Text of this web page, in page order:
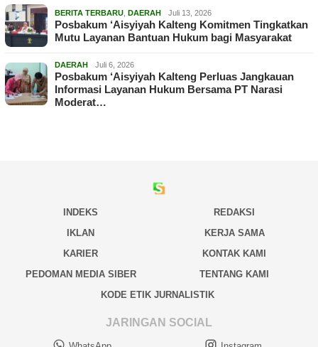
BERITA TERBARU DAERAH Juli 13, 2026
Posbakum ‘Aisyiyah Kalteng Komitmen Tingkatkan
Mutu Layanan Bantuan Hukum bagi Masyarakat
DAERAH Juli 6, 2026
Posbakum ‘Aisyiyah Kalteng Perluas Jangkauan
Informasi Layanan Hukum Bersama PT Narasi
Moderat…
INDEKS
REDAKSI
IKLAN
KERJA SAMA
KARIER
KONTAK KAMI
PEDOMAN MEDIA SIBER
TENTANG KAMI
KODE ETIK JURNALISTIK
JARINGAN SOCIAL